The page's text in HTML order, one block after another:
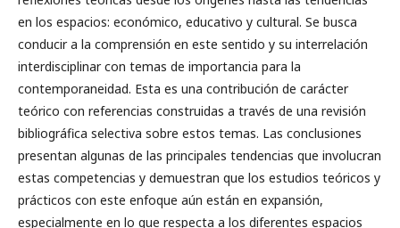
en los espacios: económico, educativo y cultural. Se busca
conducir a la comprensión en este sentido y su interrelación
interdisciplinar con temas de importancia para la
contemporaneidad. Esta es una contribución de carácter
teórico con referencias construidas a través de una revisión
bibliográfica selectiva sobre estos temas. Las conclusiones
presentan algunas de las principales tendencias que involucran
estas competencias y demuestran que los estudios teóricos y
prácticos con este enfoque aún están en expansión,
especialmente en lo que respecta a los diferentes espacios